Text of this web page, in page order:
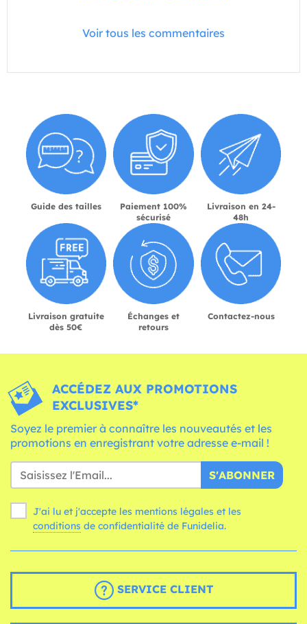
Voir tous les commentaires
Guide des tailles
Paiement 100%
sécurisé
Livraison en 24-
48h
Livraison gratuite
dès 50€
Échanges et
retours
Contactez-nous
ACCÉDEZ AUX PROMOTIONS
EXCLUSIVES*
Soyez le premier à connaître les nouveautés et les
promotions en enregistrant votre adresse e-mail !
S'ABONNER
J'ai lu et j'accepte les mentions légales et les
conditions de confidentialité de Funidelia.
SERVICE CLIENT